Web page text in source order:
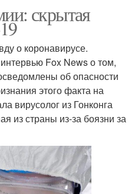
скрытая
о коронавирусе.
Fox News о том,
об опасности
этого факта на
вирусолог из Гонконга
из страны из-за боязни за